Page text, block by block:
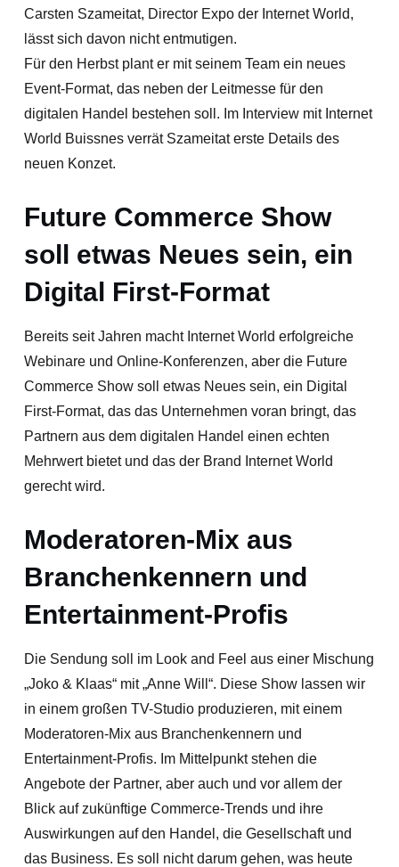
Carsten Szameitat, Director Expo der Internet World,
lässt sich davon nicht entmutigen.
Für den Herbst plant er mit seinem Team ein neues
Event-Format, das neben der Leitmesse für den
digitalen Handel bestehen soll. Im Interview mit Internet
World Buissnes verrät Szameitat erste Details des
neuen Konzet.
Future Commerce Show
soll etwas Neues sein, ein
Digital First-Format
Bereits seit Jahren macht Internet World erfolgreiche
Webinare und Online-Konferenzen, aber die Future
Commerce Show soll etwas Neues sein, ein Digital
First-Format, das das Unternehmen voran bringt, das
Partnern aus dem digitalen Handel einen echten
Mehrwert bietet und das der Brand Internet World
gerecht wird.
Moderatoren-Mix aus
Branchenkennern und
Entertainment-Profis
Die Sendung soll im Look and Feel aus einer Mischung
„Joko & Klaas“ mit „Anne Will“. Diese Show lassen wir
in einem großen TV-Studio produzieren, mit einem
Moderatoren-Mix aus Branchenkennern und
Entertainment-Profis. Im Mittelpunkt stehen die
Angebote der Partner, aber auch und vor allem der
Blick auf zukünftige Commerce-Trends und ihre
Auswirkungen auf den Handel, die Gesellschaft und
das Business. Es soll nicht darum gehen, was heute